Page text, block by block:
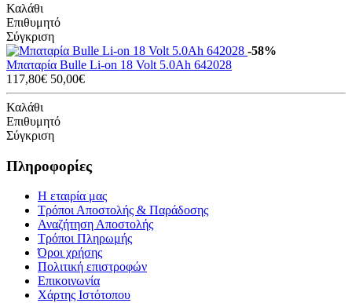
Καλάθι
Επιθυμητό
Σύγκριση
-58%
Μπαταρία Bulle Li-on 18 Volt 5.0Ah 642028
117,80€ 50,00€
Καλάθι
Επιθυμητό
Σύγκριση
Πληροφορίες
Η εταιρία μας
Τρόποι Αποστολής & Παράδοσης
Αναζήτηση Αποστολής
Τρόποι Πληρωμής
Όροι χρήσης
Πολιτική επιστροφών
Επικοινωνία
Χάρτης Ιστότοπου